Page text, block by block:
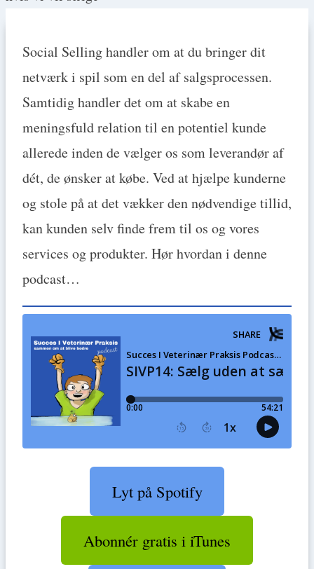
Social Selling handler om at du bringer dit
netværk i spil som en del af salgsprocessen.
Samtidig handler det om at skabe en
meningsfuld relation til en potentiel kunde
allerede inden de vælger os som leverandør af
dét, de ønsker at købe. Ved at hjælpe kunderne
og stole på at det vækker den nødvendige tillid,
kan kunden selv finde frem til os og vores
services og produkter. Hør hvordan i denne
podcast…
Lyt på Spotify
Abonnér gratis i iTunes